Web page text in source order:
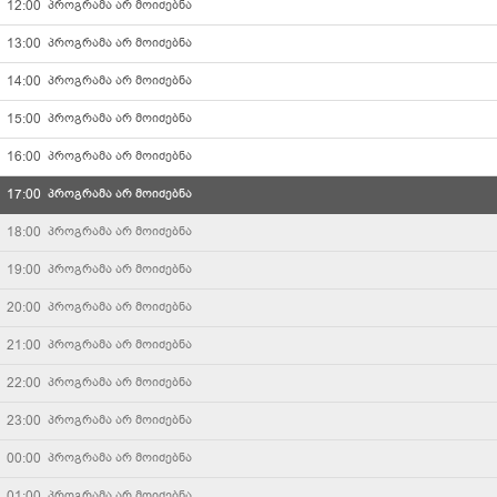
12:00 პროგრამა არ მოიძებნა
13:00 პროგრამა არ მოიძებნა
14:00 პროგრამა არ მოიძებნა
15:00 პროგრამა არ მოიძებნა
16:00 პროგრამა არ მოიძებნა
17:00 პროგრამა არ მოიძებნა
18:00 პროგრამა არ მოიძებნა
19:00 პროგრამა არ მოიძებნა
20:00 პროგრამა არ მოიძებნა
21:00 პროგრამა არ მოიძებნა
22:00 პროგრამა არ მოიძებნა
23:00 პროგრამა არ მოიძებნა
00:00 პროგრამა არ მოიძებნა
კავკასია
კომედი არხი
მარაო
TV36
არტარეა